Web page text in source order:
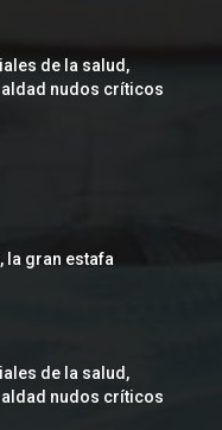
de la salud,
nudos críticos
la gran estafa
de la salud,
nudos críticos